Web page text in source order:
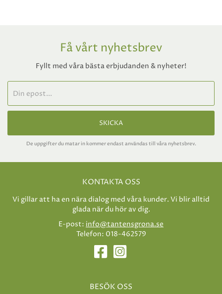
Få vårt nyhetsbrev
Fyllt med våra bästa erbjudanden & nyheter!
SKICKA
De uppgifter du matar in kommer endast användas till våra nyhetsbrev.
KONTAKTA OSS
Vi gillar att ha en nära dialog med våra kunder. Vi blir alltid
glada när du hör av dig.
E-post: info@tantensgrona.se
Telefon: 018-462579
BESÖK OSS